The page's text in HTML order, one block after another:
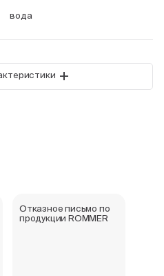
вода
+
Отказное письмо по
продукции ROMMER